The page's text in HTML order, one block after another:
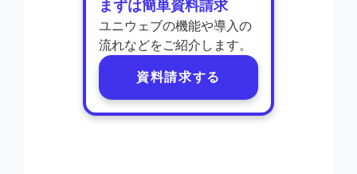
まずは簡単資料請求
ユニウェブの機能や導入の
流れなどをご紹介します。
資料請求する